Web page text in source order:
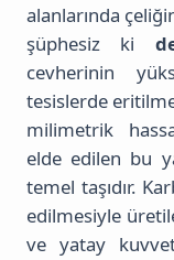
alanlarında
şüphesiz ki
cevherinin
tesislerde
milimetrik
elde edilen bu
temel taşıdır.
edilmesiyle
ve yatay